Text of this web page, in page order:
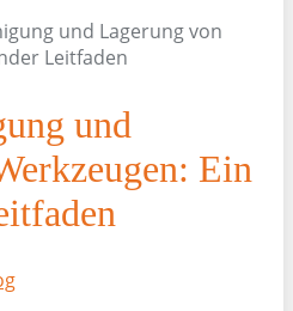
und Lagerung von
Leitfaden
und
Ein